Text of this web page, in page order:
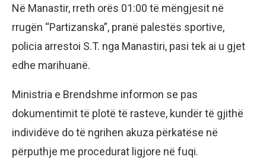
Në Manastir, rreth orës 01:00 të mëngjesit në
rrugën “Partizanska”, pranë palestës sportive,
policia arrestoi S.T. nga Manastiri, pasi tek ai u gjet
edhe marihuanë.
Ministria e Brendshme informon se pas
dokumentimit të plotë të rasteve, kundër të gjithë
individëve do të ngrihen akuza përkatëse në
përputhje me procedurat ligjore në fuqi.